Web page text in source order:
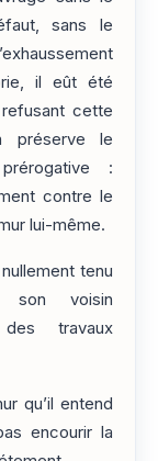
sans le
il eût été
cette
préserve le
:
contre le
lui-même.
tenu
son voisin
travaux
qu’il entend
encourir la